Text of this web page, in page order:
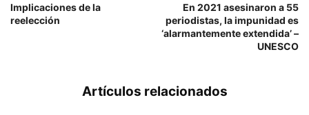
Implicaciones de la
reelección
En 2021 asesinaron a 55
periodistas, la impunidad es
‘alarmantemente extendida’ –
UNESCO
Artículos relacionados